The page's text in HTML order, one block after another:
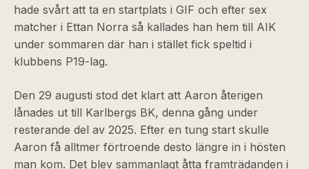
hade svårt att ta en startplats i GIF och efter sex
matcher i Ettan Norra så kallades han hem till AIK
under sommaren där han i stället fick speltid i
klubbens P19-lag.
Den 29 augusti stod det klart att Aaron återigen
lånades ut till Karlbergs BK, denna gång under
resterande del av 2025. Efter en tung start skulle
Aaron få alltmer förtroende desto längre in i hösten
man kom. Det blev sammanlagt åtta framträdanden i